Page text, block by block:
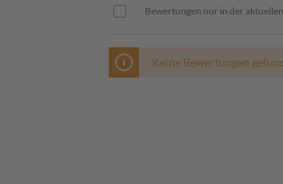
Bewertungen nur in der
Keine Bewertungen